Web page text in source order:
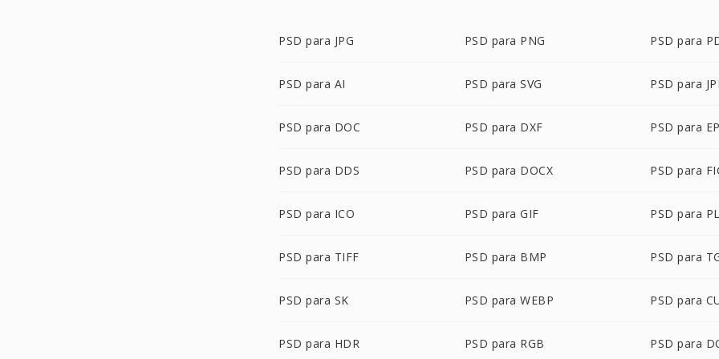
PSD para JPG PSD para PNG PSD para
PSD para AI PSD para SVG PSD para
PSD para DOC PSD para DXF PSD para
PSD para DDS PSD para DOCX PSD para
PSD para ICO PSD para GIF PSD para
PSD para TIFF PSD para BMP PSD para
PSD para SK PSD para WEBP PSD para
PSD para HDR PSD para RGB PSD para